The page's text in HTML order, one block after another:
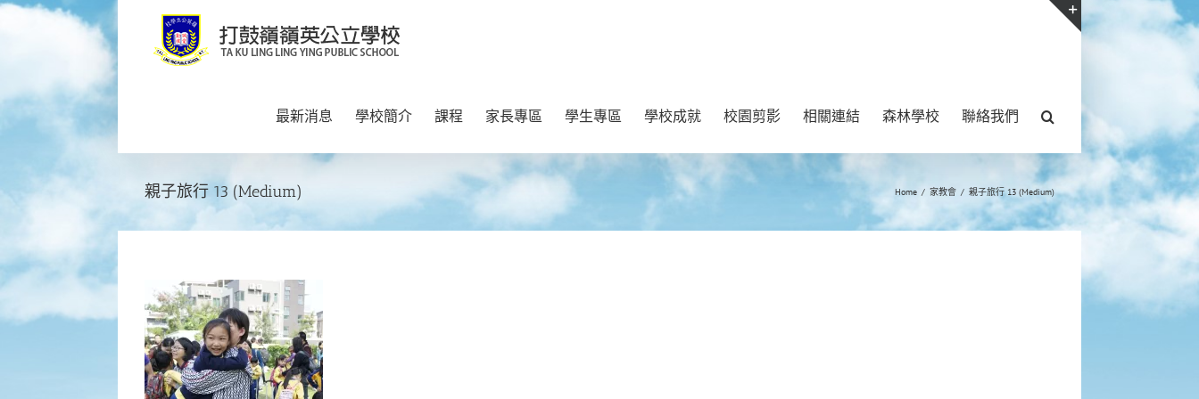
Skip
最新消息 學校簡介 課程 家長專區 學生專區 學校成就 校園剪影 相關連結 森林學校 聯絡我們
親子旅行 13 (Medium) Home / 家教會 / 親子旅行 13 (Medium)
Toggle
Area